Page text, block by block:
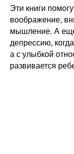
Эти книги
воображение,
мышление. А еще
депрессию,
а с улыбкой
развивается